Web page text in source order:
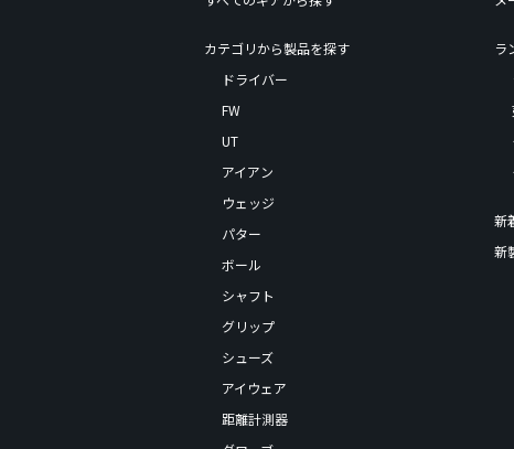
カテゴリから製品を探す
ドライバー
FW
UT
アイアン
ウェッジ
パター
ボール
シャフト
グリップ
シューズ
アイウェア
距離計測器
ラ
新
新